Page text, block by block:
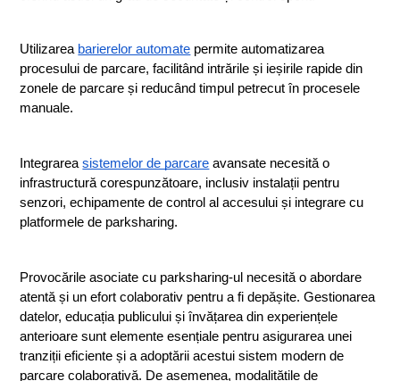
Utilizarea barierelor automate permite automatizarea
procesului de parcare, facilitând intrările și ieșirile rapide din
zonele de parcare și reducând timpul petrecut în procesele
manuale.
Integrarea sistemelor de parcare avansate necesită o
infrastructură corespunzătoare, inclusiv instalații pentru
senzori, echipamente de control al accesului și integrare cu
platformele de parksharing.
Provocările asociate cu parksharing-ul necesită o abordare
atentă și un efort colaborativ pentru a fi depășite. Gestionarea
datelor, educația publicului și învățarea din experiențele
anterioare sunt elemente esențiale pentru asigurarea unei
tranziții eficiente și a adoptării acestui sistem modern de
parcare colaborativă. De asemenea, modalitățile de